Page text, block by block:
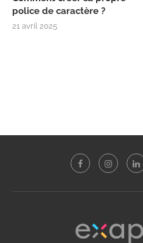
police de caractère ?
21 avril 2025